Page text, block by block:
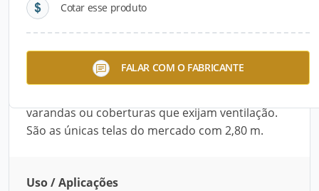
Cotar esse produto
FALAR COM O FABRICANTE
Descrição do Produto
Telas Solare da Projetoal é uma linha de tecido
técnico perfurado de alta tenacidade. É ideal
varandas ou coberturas que exijam ventilação.
São as únicas telas do mercado com 2,80 m.
Uso / Aplicações